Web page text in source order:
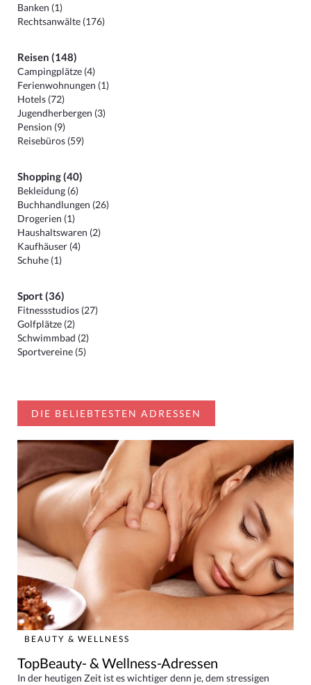
Banken (1)
Rechtsanwälte (176)
Reisen (148)
Campingplätze (4)
Ferienwohnungen (1)
Hotels (72)
Jugendherbergen (3)
Pension (9)
Reisebüros (59)
Shopping (40)
Bekleidung (6)
Buchhandlungen (26)
Drogerien (1)
Haushaltswaren (2)
Kaufhäuser (4)
Schuhe (1)
Sport (36)
Fitnessstudios (27)
Golfplätze (2)
Schwimmbad (2)
Sportvereine (5)
DIE BELIEBTESTEN ADRESSEN
BEAUTY & WELLNESS
TopBeauty- & Wellness-Adressen
In der heutigen Zeit ist es wichtiger denn je, dem stressigen